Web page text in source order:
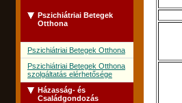
Idősek Otthona
elérhetősége
Pszichiátriai Betegek
Otthona
Pszichiátriai Betegek Otthona
Pszichiátriai Betegek Otthona
szolgáltatás elérhetősége
Házasság- és
Családgondozás